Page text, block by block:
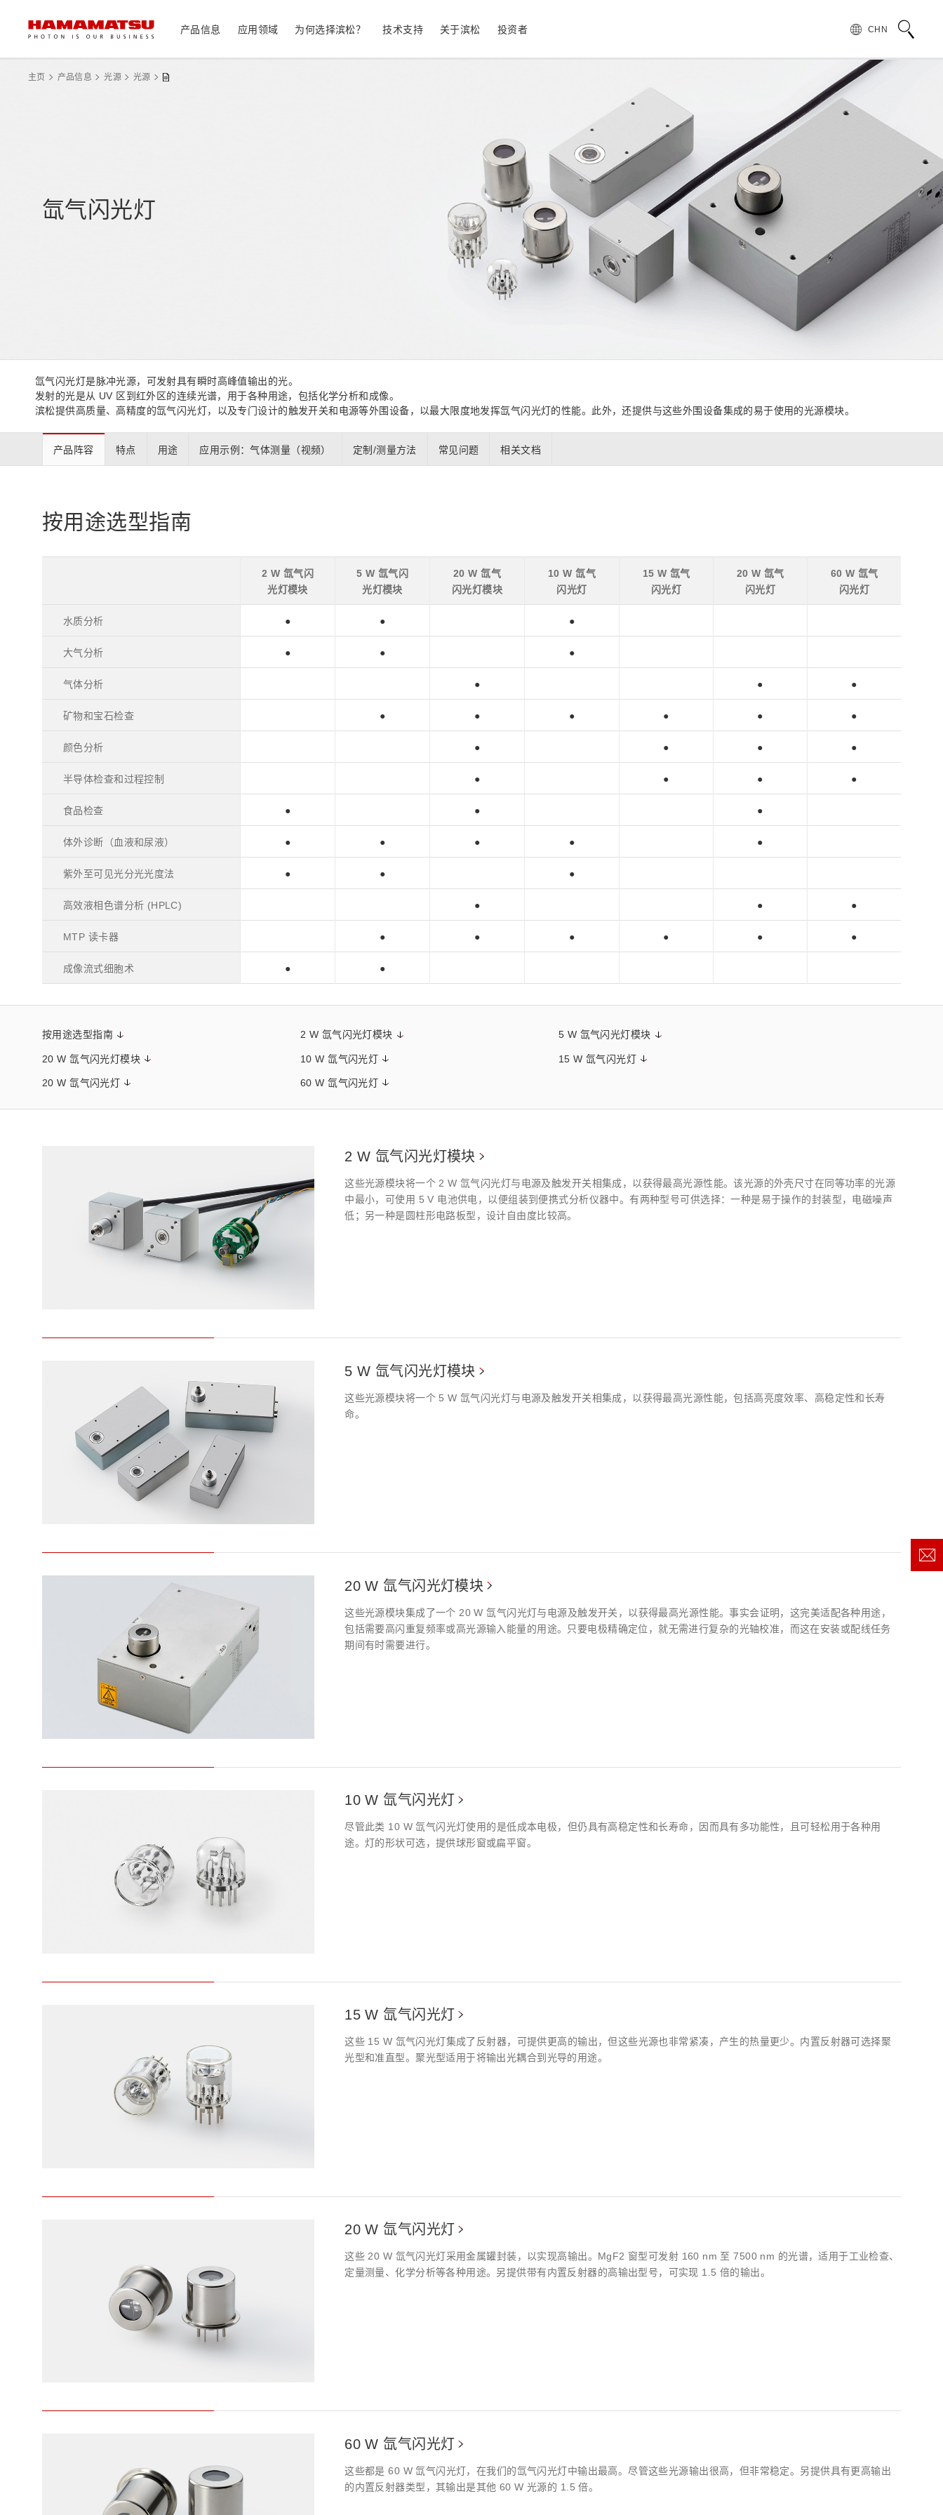
产品信息 应用领域 为何选择滨松？ 技术支持 关于滨松 投资者 CHN
产品信息
激光器
雪崩光电二极管 (APD)
光电倍增管 (PMT)
光谱仪/光谱传感器
辐射和 X 射线传感器 电子和离子传感器
应用领域
无损检测
汽车
发光材料评估
技术支持
联系我们 符合 RoHS 的产品
产品常见问题
产品的注意事项和要求
针对假冒滨松产品的预防措施
为符合 UKCA 标识体系而采取的行动通知
关于滨松
可持续发展 业务领域
滨松愿景
发展历程
集团财务信息
投资者
社长致辞 公司治理
按行业和应用介绍滨松光子学株式会社
继续
主页 产品信息 光源 光源
氙气闪光灯
氙气闪光灯是脉冲光源，可发射具有瞬时高峰值输出的光。
发射的光是从 UV 区到红外区的连续光谱，用于各种用途，包括化学分析和成像。
滨松提供高质量、高精度的氙气闪光灯，以及专门设计的触发开关和电源等外围设备，以最大限度地发挥氙气闪光灯的性能。此外，还提供与这些外围设备集成的易于使用的光源模块。
产品阵容 特点 用途 应用示例：气体测量（视频） 定制/测量方法 常见问题 相关文档
按用途选型指南
2 W 氙气闪
光灯模块
5 W 氙气闪
光灯模块
20 W 氙气
闪光灯模块
10 W 氙气
闪光灯
15 W 氙气
闪光灯
20 W 氙气
闪光灯
60 W 氙气
闪光灯
水质分析 ● ● ●
大气分析 ● ● ●
气体分析 ● ● ●
矿物和宝石检查 ● ● ● ● ● ●
颜色分析 ● ● ● ●
半导体检查和过程控制 ● ● ● ●
食品检查 ● ● ●
体外诊断（血液和尿液） ● ● ● ● ●
紫外至可见光分光光度法 ● ● ●
高效液相色谱分析 (HPLC) ● ● ●
MTP 读卡器 ● ● ● ● ● ●
成像流式细胞术 ● ●
按用途选型指南 2 W 氙气闪光灯模块 5 W 氙气闪光灯模块
20 W 氙气闪光灯模块 10 W 氙气闪光灯 15 W 氙气闪光灯
20 W 氙气闪光灯 60 W 氙气闪光灯
2 W 氙气闪光灯模块
这些光源模块将一个 2 W 氙气闪光灯与电源及触发开关相集成，以获得最高光源性能。该光源的外壳尺寸在同等功率的光源
中最小，可使用 5 V 电池供电，以便组装到便携式分析仪器中。有两种型号可供选择：一种是易于操作的封装型，电磁噪声
低；另一种是圆柱形电路板型，设计自由度比较高。
5 W 氙气闪光灯模块
这些光源模块将一个 5 W 氙气闪光灯与电源及触发开关相集成，以获得最高光源性能，包括高亮度效率、高稳定性和长寿
命。
20 W 氙气闪光灯模块
这些光源模块集成了一个 20 W 氙气闪光灯与电源及触发开关，以获得最高光源性能。事实会证明，这完美适配各种用途，
包括需要高闪重复频率或高光源输入能量的用途。只要电极精确定位，就无需进行复杂的光轴校准，而这在安装或配线任务
期间有时需要进行。
10 W 氙气闪光灯
尽管此类 10 W 氙气闪光灯使用的是低成本电极，但仍具有高稳定性和长寿命，因而具有多功能性，且可轻松用于各种用
途。灯的形状可选，提供球形窗或扁平窗。
15 W 氙气闪光灯
这些 15 W 氙气闪光灯集成了反射器，可提供更高的输出，但这些光源也非常紧凑，产生的热量更少。内置反射器可选择聚
光型和准直型。聚光型适用于将输出光耦合到光导的用途。
20 W 氙气闪光灯
这些 20 W 氙气闪光灯采用金属罐封装，以实现高输出。MgF2 窗型可发射 160 nm 至 7500 nm 的光谱，适用于工业检查、
定量测量、化学分析等各种用途。另提供带有内置反射器的高输出型号，可实现 1.5 倍的输出。
60 W 氙气闪光灯
这些都是 60 W 氙气闪光灯，在我们的氙气闪光灯中输出最高。尽管这些光源输出很高，但非常稳定。另提供具有更高输出
的内置反射器类型，其输出是其他 60 W 光源的 1.5 倍。